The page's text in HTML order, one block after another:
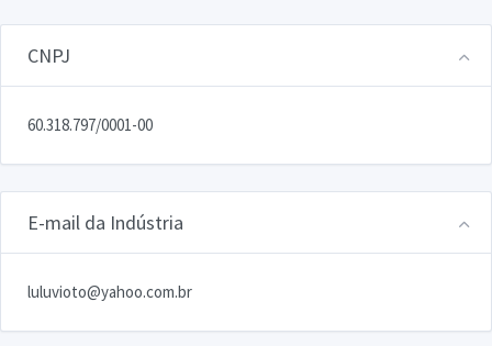
CNPJ
60.318.797/0001-00
E-mail da Indústria
luluvioto@yahoo.com.br